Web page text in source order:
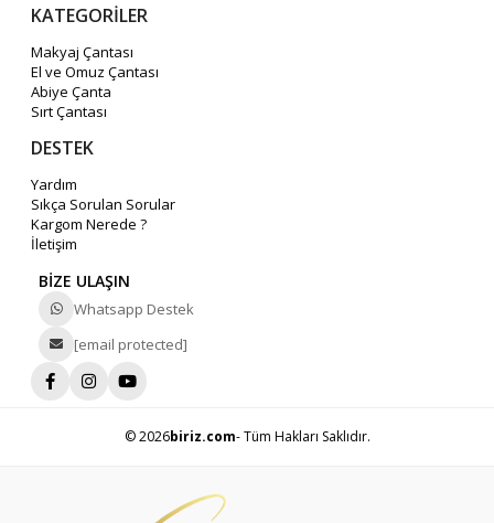
KATEGORİLER
Makyaj Çantası
El ve Omuz Çantası
Abiye Çanta
Sırt Çantası
DESTEK
Yardım
Sıkça Sorulan Sorular
Kargom Nerede ?
İletişim
BİZE ULAŞIN
Whatsapp Destek
[email protected]
© 2026biriz.com- Tüm Hakları Saklıdır.